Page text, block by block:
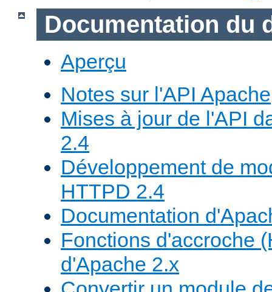
Documentation du
Aperçu
Notes sur l'API Apache
Mises à jour de l'API
2.4
Développement de
HTTPD 2.4
Documentation
Fonctions d'accroche
d'Apache 2.x